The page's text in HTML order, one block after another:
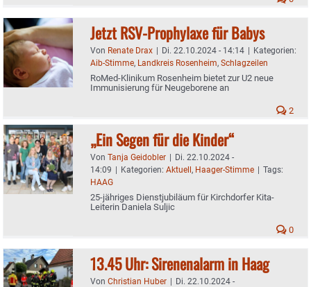
Jetzt RSV-Prophylaxe für Babys
Von Renate Drax | Di. 22.10.2024 - 14:14 | Kategorien:
Aib-Stimme, Landkreis Rosenheim, Schlagzeilen
RoMed-Klinikum Rosenheim bietet zur U2 neue
Immunisierung für Neugeborene an
2
„Ein Segen für die Kinder“
Von Tanja Geidobler | Di. 22.10.2024 -
14:09 | Kategorien: Aktuell, Haager-Stimme | Tags:
HAAG
25-jähriges Dienstjubiläum für Kirchdorfer Kita-
Leiterin Daniela Suljic
0
13.45 Uhr: Sirenenalarm in Haag
Von Christian Huber | Di. 22.10.2024 -